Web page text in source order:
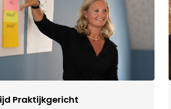
Praktijkgericht